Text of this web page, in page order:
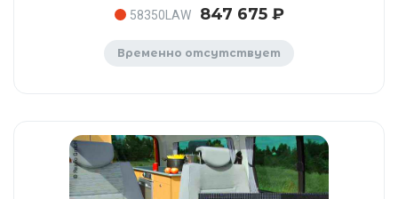
58350LAW 847 675 ₽
Временно отсутствует